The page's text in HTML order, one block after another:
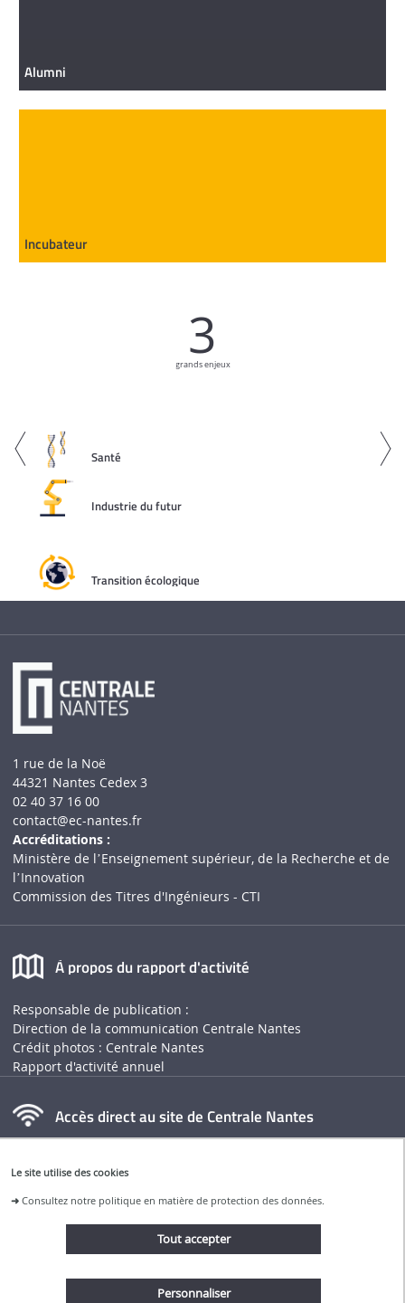
Le site utilise des cookies
➜Consultez notre politique en matière de protection des données.
Tout accepter
Personnaliser
Alumni
Incubateur
Santé
Industrie du futur
Transition écologique
3
grands enjeux
1 rue de la Noë
44321 Nantes Cedex 3
02 40 37 16 00
contact@ec-nantes.fr
Accréditations :
Ministère de lʼEnseignement supérieur, de la Recherche et de
lʼInnovation
Commission des Titres d'Ingénieurs - CTI
À propos du rapport d'activité
Responsable de publication :
Direction de la communication Centrale Nantes
Crédit photos : Centrale Nantes
Rapport d'activité annuel
Accès direct au site de Centrale Nantes
Restons connectés